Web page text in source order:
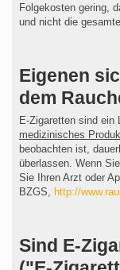
Folgekosten gering,
und nicht die
Eigenen
dem
E-Zigaretten sind
medizinisches
beobachten ist,
überlassen. Wenn
Sie Ihren Arzt oder
BZGS, http://
Sind E-